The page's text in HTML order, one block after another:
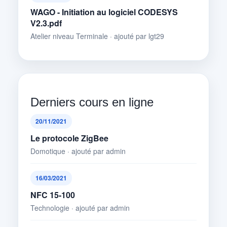
WAGO - Initiation au logiciel CODESYS
V2.3.pdf
Atelier niveau Terminale · ajouté par lgt29
Derniers cours en ligne
20/11/2021
Le protocole ZigBee
Domotique · ajouté par admin
16/03/2021
NFC 15-100
Technologie · ajouté par admin